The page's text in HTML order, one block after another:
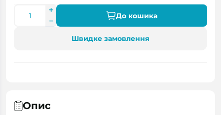
До кошика
Швидке замовлення
Опис